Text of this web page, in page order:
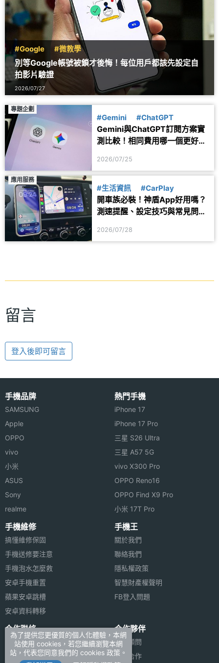
#Google #微教學
別等Google帳號被鎖才後悔！每位用戶都該先設定自
拍影片驗證
2026/07/27
專題企劃
#Gemini #ChatGPT
Gemini與ChatGPT訂閱方案實
測比較！相同費用哪一個更好
2026/07/25
應用服務
#生活資訊 #CarPlay
開車族必裝！神盾App好用嗎？
測速提醒、設定技巧與常見問題
2026/07/28
留言
登入後即可留言
手機品牌
SAMSUNG
Apple
OPPO
vivo
小米
ASUS
Sony
realme
熱門手機
iPhone 17
iPhone 17 Pro
三星 S26 Ultra
三星 A57 5G
vivo X300 Pro
OPPO Reno16
OPPO Find X9 Pro
小米 17T Pro
手機維修
搞懂維修保固
手機送修要注意
手機泡水怎麼救
安卓手機重置
蘋果安卓跳槽
安卓資料轉移
手機王
關於我們
聯絡我們
隱私權政策
智慧財產權聲明
FB登入問題
合作聯絡
廣告刊登
加入商店報價
合作夥伴
法律顧問
媒體合作
為了提供您更優質的個人化體驗，本網
站使用 cookies，若您繼續瀏覽本網
站，代表您同意我們的 cookies 政策。